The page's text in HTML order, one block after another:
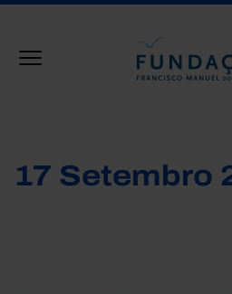
17 Setembro